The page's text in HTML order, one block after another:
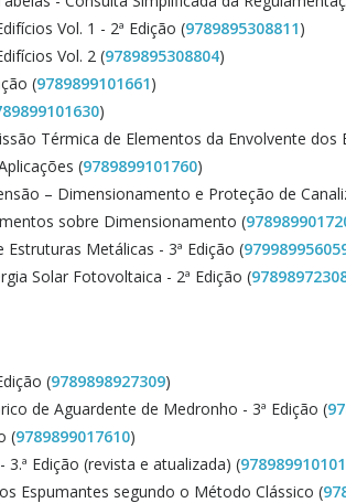
Vol. 1 - 2ª Edição (9789895308811)
Vol. 2 (9789895308804)
(9789899101661)
)
Térmica de Elementos da Envolvente dos
(9789899101760)
– Dimensionamento e Proteção de
sobre Dimensionamento (
Metálicas - 3ª Edição (
Solar Fotovoltaica - 2ª Edição (
(9789898927309)
de Aguardente de Medronho - 3ª Edição (
(9789899017610)
Edição (revista e atualizada) (
Espumantes segundo o Método Clássico (